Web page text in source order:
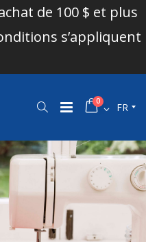
de 100 $ et plus
s’appliquent
0 FR